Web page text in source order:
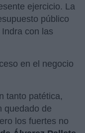
ejercicio. La
público
con las
en el negocio
tanto patética,
quedado de
los fuertes no